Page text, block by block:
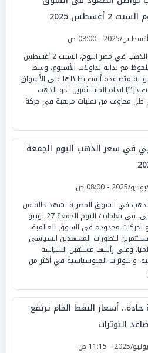
2 أغسطس 2025
شهدت أسعار الذهب في مصر اليوم، السبت 2 أغسطس
ملحوظ مع بداية تداولات الأسبوع، وسط
دولية متصاعدة ألقت بظلالها على الأسواق
جزئيًا اتجاه المستثمرين نحو الذهب
ظل مخاوف من تقلبات مرتقبة في حركة
في سعر الذهب اليوم الجمعة
الذهب في السوق المصرية تشهد حالة من
الاستقرار النسبي، في تعاملات اليوم الجمعة 27 يونيو
مع تحركات محدودة في السوق العالمية،
لتطورات المشهدين السياسي
وعلى رأسها مستقبل السياسة
والتوترات الجيوسياسية في أكثر من
أسعار النفط الخام ترتفع